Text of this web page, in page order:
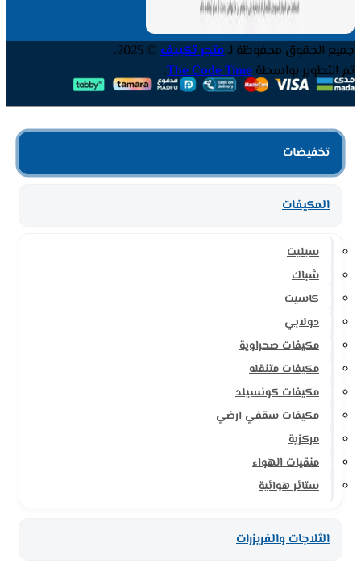
جميع الحقوق محفوظة لـمتجر تكييف © 2025.
تم التطوير بواسطةThe Code Time
.
تخفيضات
المكيفات
سبليت
شباك
كاسيت
دولابي
مكيفات صحراوية
مكيفات متنقله
مكيفات كونسيلد
مكيفات سقفي ارضي
مركزية
منقيات الهواء
ستائر هوائية
الثلاجات والفريزرات